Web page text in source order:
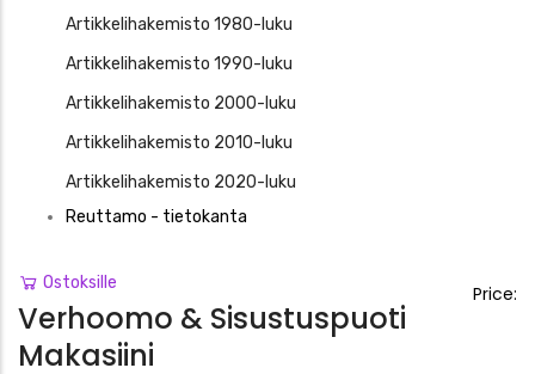
Artikkelihakemisto 1980-luku
Artikkelihakemisto 1990-luku
Artikkelihakemisto 2000-luku
Artikkelihakemisto 2010-luku
Artikkelihakemisto 2020-luku
Reuttamo - tietokanta
Ostoksille
Verhoomo & Sisustuspuoti
Makasiini
Price: